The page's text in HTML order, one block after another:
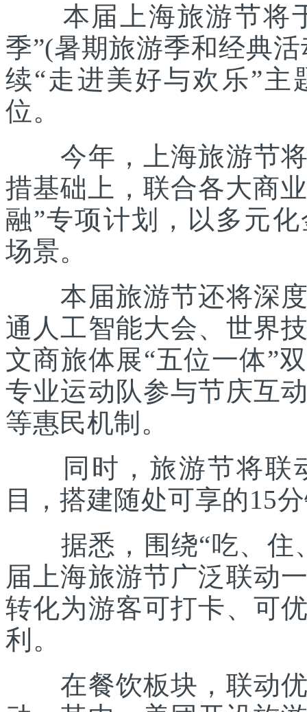
本届上海旅游节将于
季”(暑期旅游季和经典
续“走进美好与欢乐”主
位。
今年，上海旅游节将
措基础上，联合各大商
融”专项计划，以多元
场景。
本届旅游节还将深度
通人工智能大会、世界
文商旅体展“五位一体”
专业运动队参与节庆互
等惠民机制。
同时，旅游节将联
目，搭建随处可享的15
据悉，围绕“吃、住
届上海旅游节广泛联动
转化为游客可打卡、可
利。
在餐饮板块，联动优